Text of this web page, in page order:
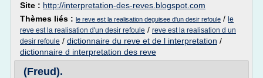
Site : http://interpretation-des-reves.blogspot.com
Thèmes liés : le reve est la realisation deguisee d'un desir refoule / le
reve est la realisation d'un desir refoule / reve est la realisation d un
desir refoule / dictionnaire du reve et de l interpretation /
dictionnaire d interpretation des reve
(Freud).